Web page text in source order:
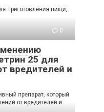
приготовления пищи,
0
25 для
вредителей и
препарат, который
от вредителей и